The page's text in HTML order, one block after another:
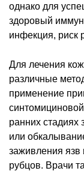
однако для
здоровый
инфекция, риск
Для лечения
различные
применение
ранних
или
заживления
рубцов. Врачи